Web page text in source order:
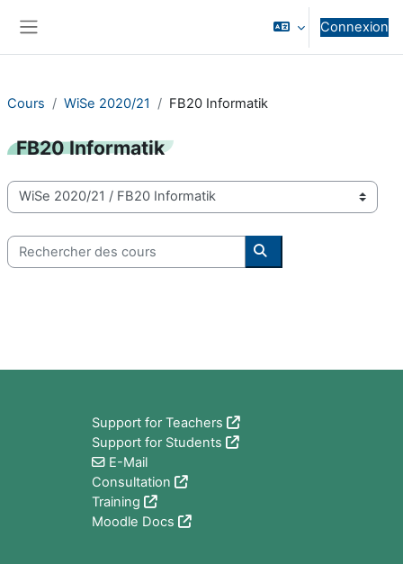
Connexion
Cours WiSe 2020/21 FB20 Informatik
FB20 Informatik
Catégories de cours
Rechercher des cours
Rechercher des cours
Support for Teachers
Support for Students
E-Mail
Consultation
Training
Moodle Docs